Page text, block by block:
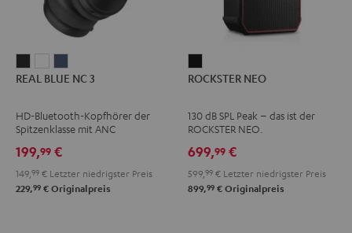
BLUE
3
Night
Black
BLUE
3
Pearl
White
BLUE
3
Steel
REAL BLUE NC 3
HD-Bluetooth-Kopfhörer der
Spitzenklasse mit ANC
199,99 €
149, 99 € Letzter niedrigster Preis
229,99 € Originalpreis
NEO
ROCKSTER NEO
130 dB SPL Peak – das ist der
ROCKSTER NEO.
699,99 €
599, 99 € Letzter niedrigster Preis
899,99 € Originalpreis